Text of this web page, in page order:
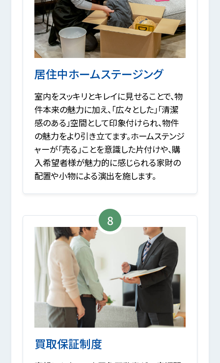
居住中ホームステージング
室内をスッキリとキレイに見せることで、物
件本来の魅力に加え、「広々とした」「清潔
感のある」空間として印象付けられ、物件
の魅力をより引き立てます。ホームステンジ
ャーが「売る」ことを意識した片付けや、購
入希望者様が魅力的に感じられる家財の
配置や小物による演出を施します。
8
買取保証制度